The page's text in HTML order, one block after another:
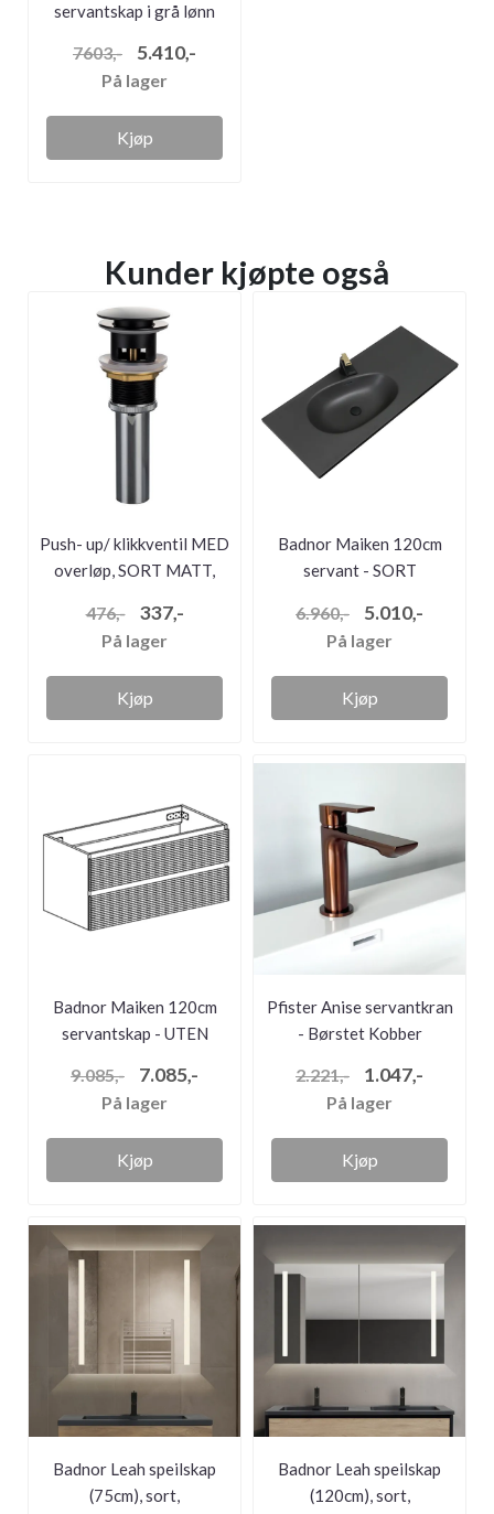
servantskap i grå lønn
7603,- 5.410,-
På lager
Kjøp
Kunder kjøpte også
Push- up/ klikkventil MED
overløp, SORT MATT,
476,- 337,-
På lager
Kjøp
Badnor Maiken 120cm
servant - SORT
6.960,- 5.010,-
På lager
Kjøp
Badnor Maiken 120cm
servantskap - UTEN
9.085,- 7.085,-
På lager
Kjøp
Pfister Anise servantkran
- Børstet Kobber
2.221,- 1.047,-
På lager
Kjøp
Badnor Leah speilskap
(75cm), sort,
Badnor Leah speilskap
(120cm), sort,